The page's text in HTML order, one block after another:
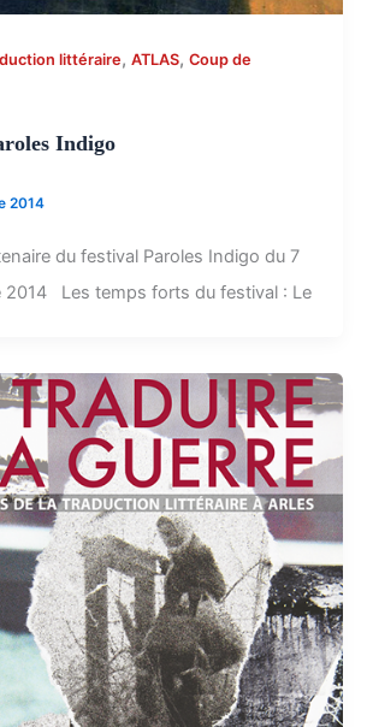
littéraire, ATLAS, Coup de
Indigo
2014
du festival Paroles Indigo du 7
2014 Les temps forts du festival : Le